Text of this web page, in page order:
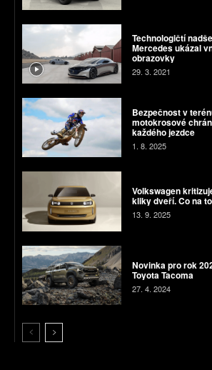
Technologičtí
Mercedes ukázal
obrazovky
29. 3. 2021
Bezpečnost v
motokrosové
každého jezdce
1. 8. 2025
Volkswagen
kliky dveří. Co na
13. 9. 2025
Novinka pro rok
Toyota Tacoma
27. 4. 2024